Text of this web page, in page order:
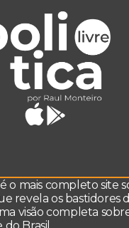
o mais completo site
revela os bastidores
visão completa